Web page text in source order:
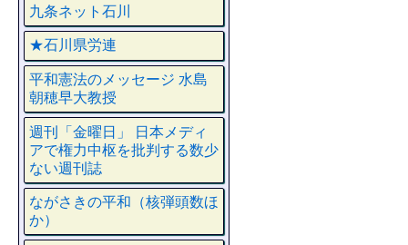
九条ネット石川
★石川県労連
平和憲法のメッセージ 水島
朝穂早大教授
週刊「金曜日」 日本メディ
アで権力中枢を批判する数少
ない週刊誌
ながさきの平和（核弾頭数ほ
か）